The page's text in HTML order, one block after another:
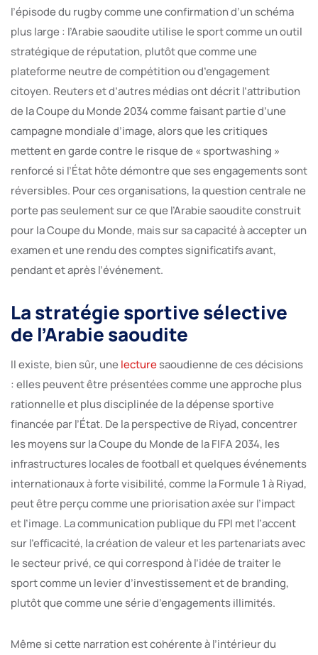
l’épisode du rugby comme une confirmation d’un schéma
plus large : l’Arabie saoudite utilise le sport comme un outil
stratégique de réputation, plutôt que comme une
plateforme neutre de compétition ou d’engagement
citoyen. Reuters et d’autres médias ont décrit l’attribution
de la Coupe du Monde 2034 comme faisant partie d’une
campagne mondiale d’image, alors que les critiques
mettent en garde contre le risque de « sportwashing »
renforcé si l’État hôte démontre que ses engagements sont
réversibles. Pour ces organisations, la question centrale ne
porte pas seulement sur ce que l’Arabie saoudite construit
pour la Coupe du Monde, mais sur sa capacité à accepter un
examen et une rendu des comptes significatifs avant,
pendant et après l’événement.
La stratégie sportive sélective
de l’Arabie saoudite
Il existe, bien sûr, unelecturesaoudienne de ces décisions
: elles peuvent être présentées comme une approche plus
rationnelle et plus disciplinée de la dépense sportive
financée par l’État. De la perspective de Riyad, concentrer
les moyens sur la Coupe du Monde de la FIFA 2034, les
infrastructures locales de football et quelques événements
internationaux à forte visibilité, comme la Formule 1 à Riyad,
peut être perçu comme une priorisation axée sur l’impact
et l’image. La communication publique du FPI met l’accent
sur l’efficacité, la création de valeur et les partenariats avec
le secteur privé, ce qui correspond à l’idée de traiter le
sport comme un levier d’investissement et de branding,
plutôt que comme une série d’engagements illimités.
Même si cette narration est cohérente à l’intérieur du